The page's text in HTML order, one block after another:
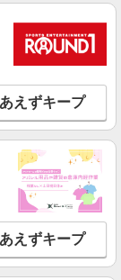
い有/週払い有/交
見る
日払い・週払いOK
を見る
えずキープ
えずキープ